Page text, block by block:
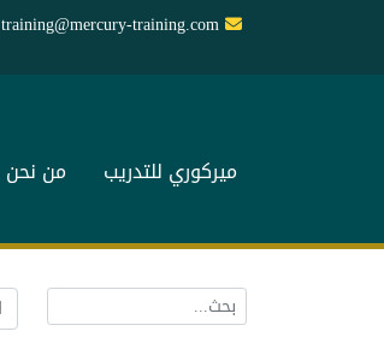
training@mercury-training.com
ميركوري للتدريب من نحن